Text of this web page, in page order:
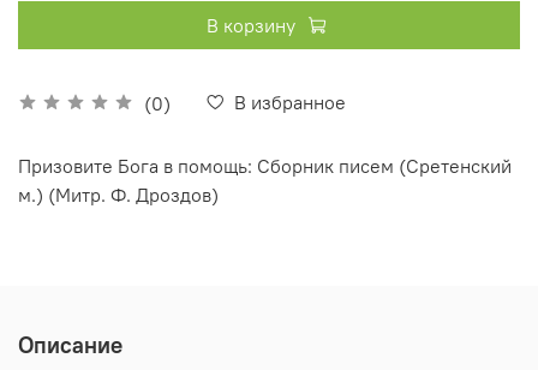
(0) В избранное
В корзину
Призовите Бога в помощь: Сборник писем (Сретенский
м.) (Митр. Ф. Дроздов)
Описание